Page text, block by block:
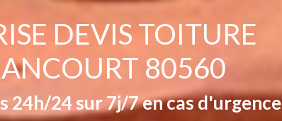
DEVIS TOITURE
80560
24h/24 sur 7j/7 en cas d'urgence